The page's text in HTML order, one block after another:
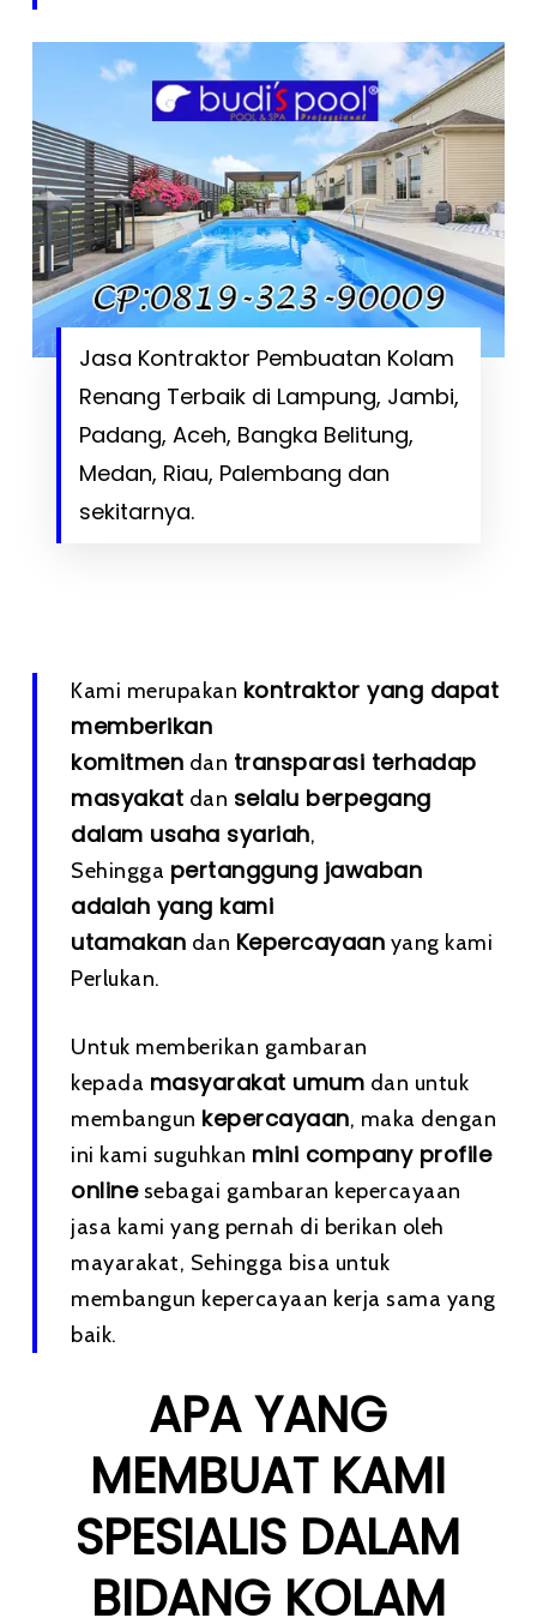
Jasa Kontraktor Pembuatan Kolam
Renang Terbaik di Lampung, Jambi,
Padang, Aceh, Bangka Belitung,
Medan, Riau, Palembang dan
sekitarnya.
Kami merupakan kontraktor yang dapat
memberikan
komitmen dan transparasi terhadap
masyakat dan selalu berpegang
dalam usaha syariah,
Sehingga pertanggung jawaban
adalah yang kami
utamakan dan Kepercayaan yang kami
Perlukan.
Untuk memberikan gambaran
kepada masyarakat umum dan untuk
membangun kepercayaan, maka dengan
ini kami suguhkan mini company profile
onlinesebagai gambaran kepercayaan
jasa kami yang pernah di berikan oleh
mayarakat, Sehingga bisa untuk
membangun kepercayaan kerja sama yang
baik.
APA YANG
MEMBUAT KAMI
SPESIALIS DALAM
BIDANG KOLAM